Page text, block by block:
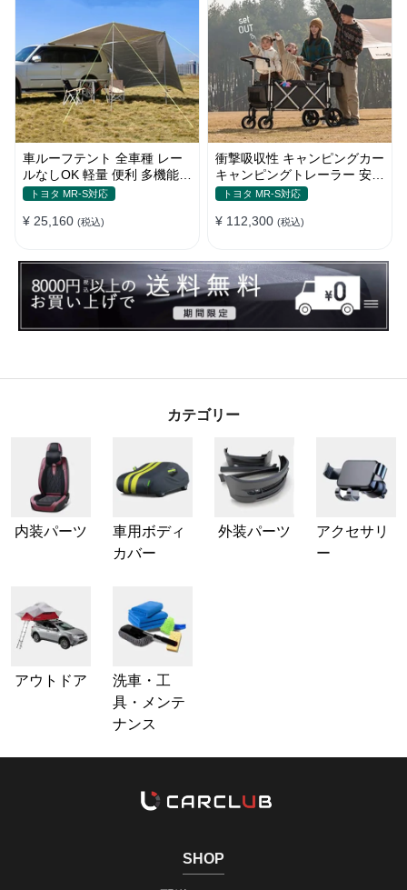
車ルーフテント 全車種 レー
ルなしOK 軽量 便利 多機能
日除け 防水 頑丈 夏ドライブ
トヨタ MR-S対応
¥ 25,160 (税込)
衝撃吸収性 キャンピングカー
キャンピングトレーラー 安全
性 簡単収納 大容量 ベビーカ
トヨタ MR-S対応
¥ 112,300 (税込)
カテゴリー
内装パーツ
車用ボディ
カバー
外装パーツ
アクセサリ
ー
アウトドア
洗車・工
具・メンテ
ナンス
SHOP